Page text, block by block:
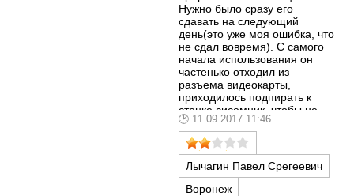
Нужно было сразу его
сдавать на следующий
день(это уже моя ошибка, что
не сдал вовремя). С самого
начала использования он
частенько отходил из
разъема видеокарты,
приходилось подпирать к
стенке сисемник, чтобы не
выскакивал конвертер. В
итоге расшатался HDMI
"выход" от него и перестал
пропускать сигнал.Я отнес
его в ремонт по гарантии, где
мне сказали что это
11.09.2017 11:46
Лычагин Павел Срегеевич
Воронеж